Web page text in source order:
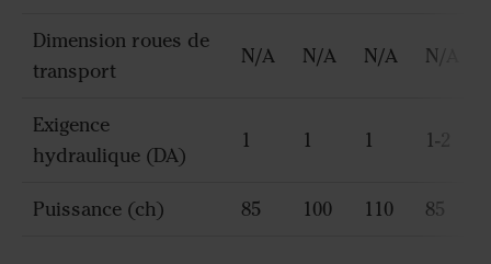
Dimension roues de
transport
N/A N/A N/A N/A
Exigence
hydraulique (DA)
1 1 1 1-2
Puissance (ch) 85 100 110 85